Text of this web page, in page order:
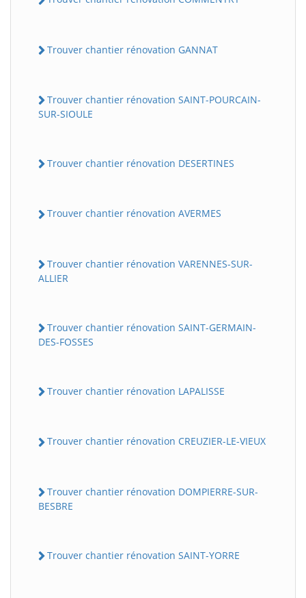
Trouver chantier rénovation GANNAT
Trouver chantier rénovation SAINT-POURCAIN-
SUR-SIOULE
Trouver chantier rénovation DESERTINES
Trouver chantier rénovation AVERMES
Trouver chantier rénovation VARENNES-SUR-
ALLIER
Trouver chantier rénovation SAINT-GERMAIN-
DES-FOSSES
Trouver chantier rénovation LAPALISSE
Trouver chantier rénovation CREUZIER-LE-VIEUX
Trouver chantier rénovation DOMPIERRE-SUR-
BESBRE
Trouver chantier rénovation SAINT-YORRE